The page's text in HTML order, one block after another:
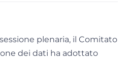
plenaria, il Comitato
dei dati ha adottato